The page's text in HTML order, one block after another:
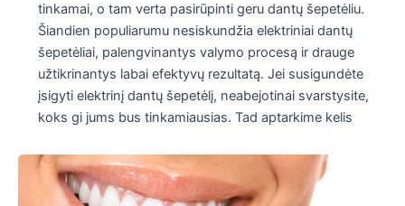
tinkamai, o tam verta pasirūpinti geru dantų šepetėliu.
Šiandien populiarumu nesiskundžia elektriniai dantų
šepetėliai, palengvinantys valymo procesą ir drauge
užtikrinantys labai efektyvų rezultatą. Jei susigundėte
įsigyti elektrinį dantų šepetėlį, neabejotinai svarstysite,
koks gi jums bus tinkamiausias. Tad aptarkime kelis